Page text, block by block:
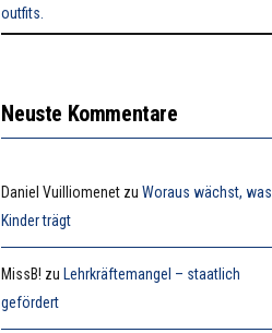
Neuste Kommentare
Daniel Vuilliomenet zuWoraus wächst, was
Kinder trägt
MissB! zu Lehrkräftemangel – staatlich
gefördert